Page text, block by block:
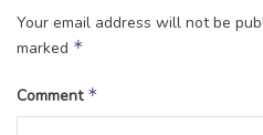
Your email address will not be
marked *
Comment *